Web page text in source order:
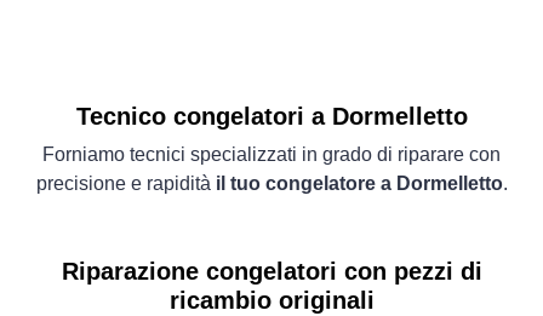
Tecnico congelatori a Dormelletto
Forniamo tecnici specializzati in grado di riparare con
precisione e rapidità il tuo congelatore a Dormelletto.
Riparazione congelatori con pezzi di
ricambio originali